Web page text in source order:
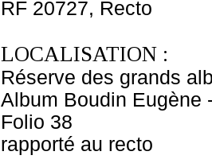
RF 20727, Recto
LOCALISATION :
Réserve des grands
Album Boudin Eugène
Folio 38
rapporté au recto